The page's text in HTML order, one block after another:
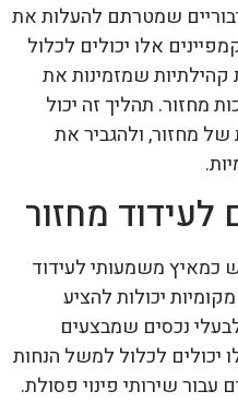
שמטרתם להעלות את
אלו יכולים לכלול
קהילתיות שמזמינות את
מחזור. תהליך זה יכול
מחזור, ולהגביר את
לעידוד מחזור
כמאיץ משמעותי לעידוד
יכולות להציע
נכסים שמבצעים
יכולים לכלול למשל הנחות
שירותי פינוי פסולת.